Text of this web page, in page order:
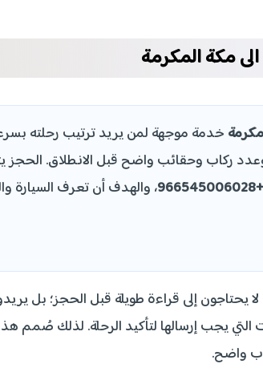
مكة المكرمة
خدمة موجهة لمن يريد ترتيب رحلته
ركاب وحقائب واضح قبل الانطلاق. الحجز
+966545006028
، والهدف أن تعرف السيارة
يحتاجون إلى قراءة طويلة قبل الحجز؛ بل
التي يجب إرسالها لتأكيد الرحلة. لذلك
واضح.